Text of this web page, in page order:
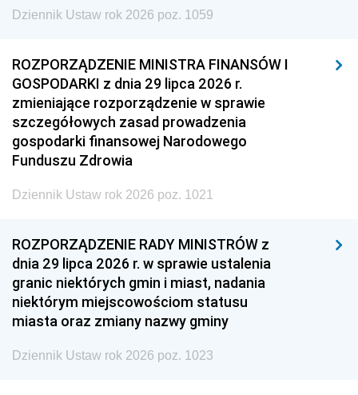
Dziennik Ustaw rok 2026 poz. 1059
ROZPORZĄDZENIE MINISTRA FINANSÓW I
GOSPODARKI z dnia 29 lipca 2026 r.
zmieniające rozporządzenie w sprawie
szczegółowych zasad prowadzenia
gospodarki finansowej Narodowego
Funduszu Zdrowia
Dziennik Ustaw rok 2026 poz. 1021
ROZPORZĄDZENIE RADY MINISTRÓW z
dnia 29 lipca 2026 r. w sprawie ustalenia
granic niektórych gmin i miast, nadania
niektórym miejscowościom statusu
miasta oraz zmiany nazwy gminy
Dziennik Ustaw rok 2026 poz. 1023